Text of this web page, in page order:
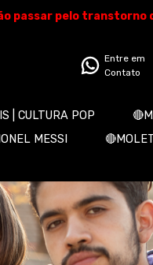
passar pelo
Entre em
Contato
| CULTURA POP
MESSI